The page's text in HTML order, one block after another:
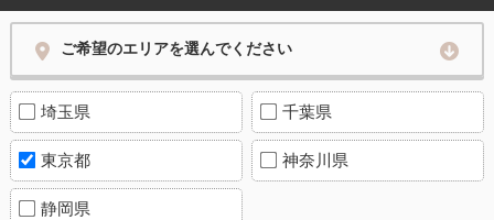
ご希望のエリアを選んでください
埼玉県 千葉県
東京都 神奈川県
静岡県